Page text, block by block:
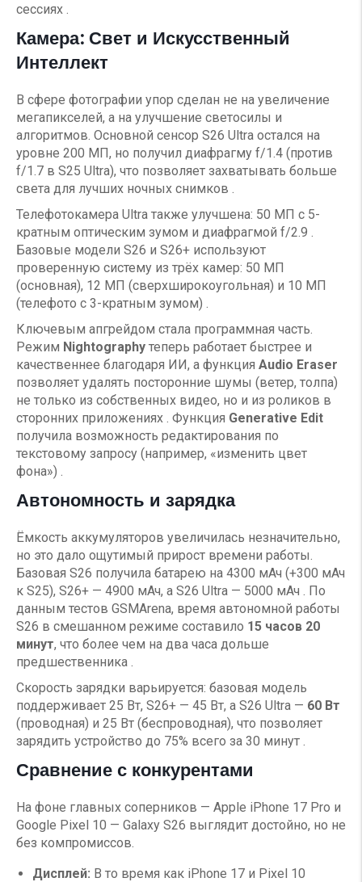
сессиях .
Камера: Свет и Искусственный
Интеллект
В сфере фотографии упор сделан не на увеличение
мегапикселей, а на улучшение светосилы и
алгоритмов. Основной сенсор S26 Ultra остался на
уровне 200 МП, но получил диафрагму f/1.4 (против
f/1.7 в S25 Ultra), что позволяет захватывать больше
света для лучших ночных снимков .
Телефотокамера Ultra также улучшена: 50 МП с 5-
кратным оптическим зумом и диафрагмой f/2.9 .
Базовые модели S26 и S26+ используют
проверенную систему из трёх камер: 50 МП
(основная), 12 МП (сверхширокоугольная) и 10 МП
(телефото с 3-кратным зумом) .
Ключевым апгрейдом стала программная часть.
Режим Nightography теперь работает быстрее и
качественнее благодаря ИИ, а функция Audio Eraser
позволяет удалять посторонние шумы (ветер, толпа)
не только из собственных видео, но и из роликов в
сторонних приложениях . Функция Generative Edit
получила возможность редактирования по
текстовому запросу (например, «изменить цвет
фона») .
Автономность и зарядка
Ёмкость аккумуляторов увеличилась незначительно,
но это дало ощутимый прирост времени работы.
Базовая S26 получила батарею на 4300 мАч (+300 мАч
к S25), S26+ — 4900 мАч, а S26 Ultra — 5000 мАч . По
данным тестов GSMArena, время автономной работы
S26 в смешанном режиме составило 15 часов 20
минут, что более чем на два часа дольше
предшественника .
Скорость зарядки варьируется: базовая модель
поддерживает 25 Вт, S26+ — 45 Вт, а S26 Ultra — 60 Вт
(проводная) и 25 Вт (беспроводная), что позволяет
зарядить устройство до 75% всего за 30 минут .
Сравнение с конкурентами
На фоне главных соперников — Apple iPhone 17 Pro и
Google Pixel 10 — Galaxy S26 выглядит достойно, но не
без компромиссов.
Дисплей: В то время как iPhone 17 и Pixel 10